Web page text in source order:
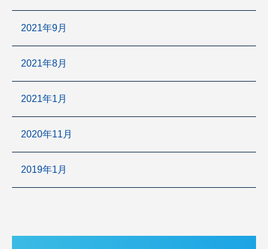
2021年9月
2021年8月
2021年1月
2020年11月
2019年1月